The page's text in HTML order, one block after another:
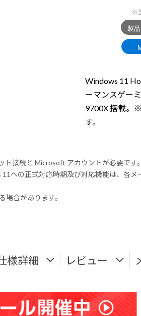
※
Windows 11
ーマンスゲー
9700X 搭載。
す。
接続と Microsoft アカウントが必要です。
への正式対応時期及び対応機能は、各メ
合があります。
様詳細 レビュー